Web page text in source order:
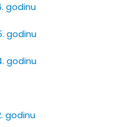
godinu
godinu
godinu
godinu